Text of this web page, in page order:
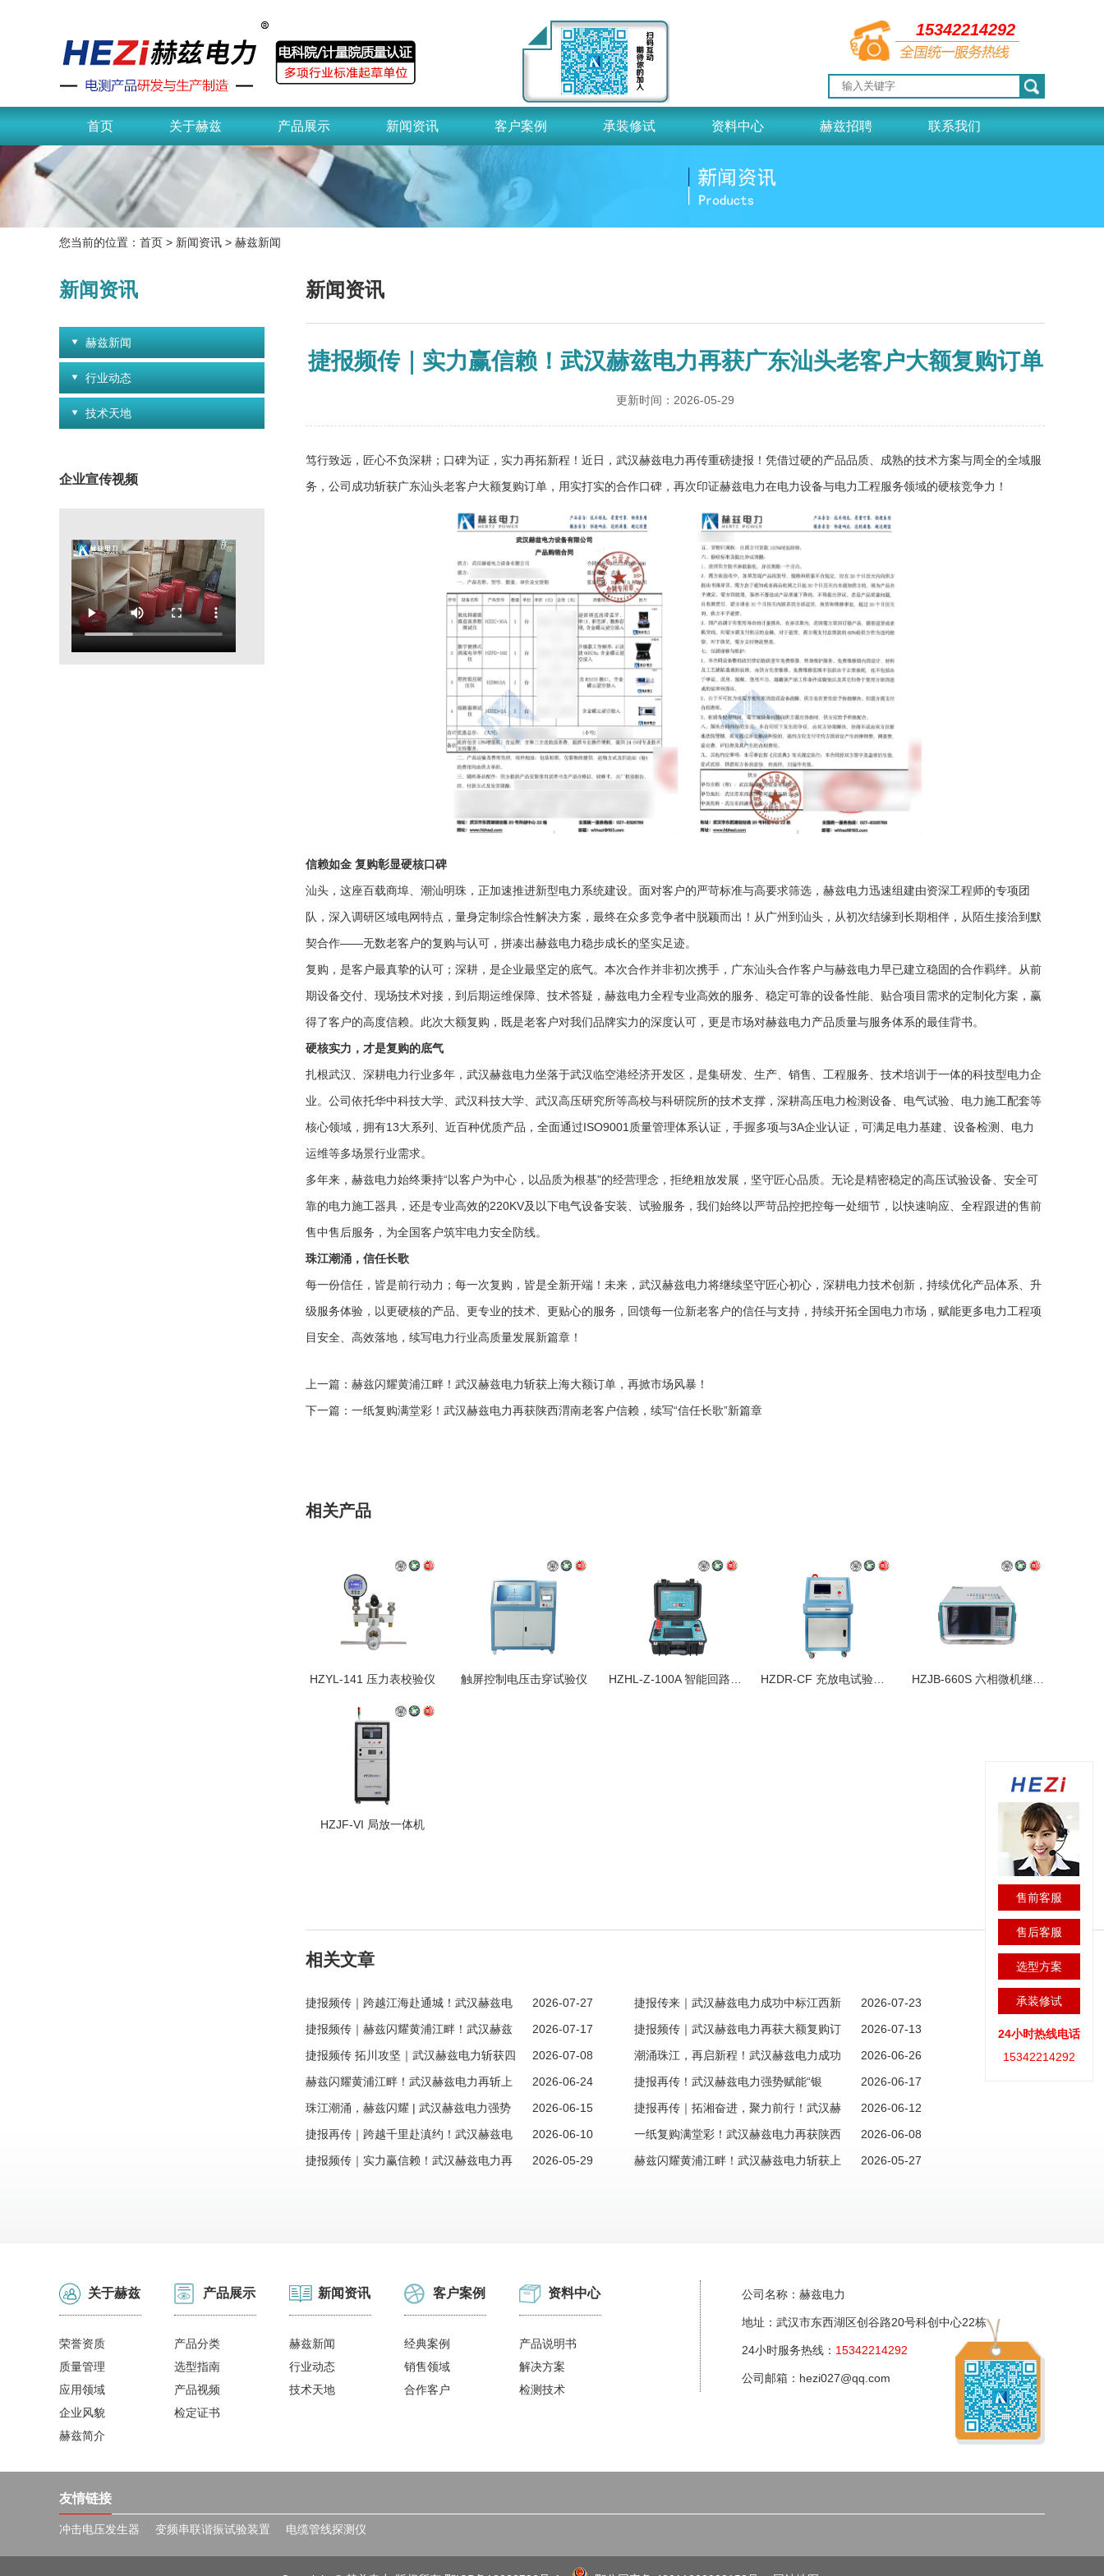
15342214292
首页 关于赫兹 产品展示 新闻资讯 客户案例 承装修试 资料中心 赫兹招聘 联系我们
您当前的位置： 首页 > 新闻资讯 > 赫兹新闻
新闻资讯
赫兹新闻
行业动态
技术天地
企业宣传视频
新闻资讯
捷报频传｜实力赢信赖！武汉赫兹电力再获广东汕头老客户大额复购订单
更新时间：2026-05-29
笃行致远，匠心不负深耕；口碑为证，实力再拓新程！近日，武汉赫兹电力再传重磅捷报！凭借过硬的产品品质、成熟的技术方案与周全的全域服
务，公司成功斩获广东汕头老客户大额复购订单，用实打实的合作口碑，再次印证赫兹电力在电力设备与电力工程服务领域的硬核竞争力！
信赖如金 复购彰显硬核口碑
汕头，这座百载商埠、潮汕明珠，正加速推进新型电力系统建设。面对客户的严苛标准与高要求筛选，赫兹电力迅速组建由资深工程师的专项团
队，深入调研区域电网特点，量身定制综合性解决方案，最终在众多竞争者中脱颖而出！从广州到汕头，从初次结缘到长期相伴，从陌生接洽到默
契合作——无数老客户的复购与认可，拼凑出赫兹电力稳步成长的坚实足迹。
复购，是客户最真挚的认可；深耕，是企业最坚定的底气。本次合作并非初次携手，广东汕头合作客户与赫兹电力早已建立稳固的合作羁绊。从前
期设备交付、现场技术对接，到后期运维保障、技术答疑，赫兹电力全程专业高效的服务、稳定可靠的设备性能、贴合项目需求的定制化方案，赢
得了客户的高度信赖。此次大额复购，既是老客户对我们品牌实力的深度认可，更是市场对赫兹电力产品质量与服务体系的最佳背书。
硬核实力，才是复购的底气
扎根武汉、深耕电力行业多年，武汉赫兹电力坐落于武汉临空港经济开发区，是集研发、生产、销售、工程服务、技术培训于一体的科技型电力企
业。公司依托华中科技大学、武汉科技大学、武汉高压研究所等高校与科研院所的技术支撑，深耕高压电力检测设备、电气试验、电力施工配套等
核心领域，拥有13大系列、近百种优质产品，全面通过ISO9001质量管理体系认证，手握多项与3A企业认证，可满足电力基建、设备检测、电力
运维等多场景行业需求。
多年来，赫兹电力始终秉持“以客户为中心，以品质为根基"的经营理念，拒绝粗放发展，坚守匠心品质。无论是精密稳定的高压试验设备、安全可
靠的电力施工器具，还是专业高效的220KV及以下电气设备安装、试验服务，我们始终以严苛品控把控每一处细节，以快速响应、全程跟进的售前
售中售后服务，为全国客户筑牢电力安全防线。
珠江潮涌，信任长歌
每一份信任，皆是前行动力；每一次复购，皆是全新开端！未来，武汉赫兹电力将继续坚守匠心初心，深耕电力技术创新，持续优化产品体系、升
级服务体验，以更硬核的产品、更专业的技术、更贴心的服务，回馈每一位新老客户的信任与支持，持续开拓全国电力市场，赋能更多电力工程项
目安全、高效落地，续写电力行业高质量发展新篇章！
上一篇： 赫兹闪耀黄浦江畔！武汉赫兹电力斩获上海大额订单，再掀市场风暴！
下一篇： 一纸复购满堂彩！武汉赫兹电力再获陕西渭南老客户信赖，续写“信任长歌”新篇章
相关产品
HZYL-141 压力表校验仪 触屏控制电压击穿试验仪 HZHL-Z-100A 智能回路电阻测试仪 HZDR-CF 充放电试验装置 HZJB-660S 六相微机继电保护测试仪
HZJF-VI 局放一体机
相关文章
2026-07-27
捷报频传｜跨越江海赴通城！武汉赫兹电
力强势斩获江苏南通大额新客户订单
2026-07-23
捷报传来｜武汉赫兹电力成功中标江西新
余高压检测设备项目，开拓赣鄱市场新版图！
2026-07-17
捷报频传｜赫兹闪耀黄浦江畔！武汉赫兹
电力再斩上海大额订单，续写跨区域合作新篇章
2026-07-13
捷报频传｜武汉赫兹电力再获大额复购订
单，深耕四川德阳市场！
2026-07-08
捷报频传 拓川攻坚｜武汉赫兹电力斩获四
川德阳大额新客户订单！
2026-06-26
潮涌珠江，再启新程！武汉赫兹电力成功
签约深圳大额新订单
2026-06-24
赫兹闪耀黄浦江畔！武汉赫兹电力再斩上
海大额订单，续写跨区域合作新篇章
2026-06-17
捷报再传！武汉赫兹电力强势赋能“银
城”益阳，老客户复购大单彰显硬核实力！
2026-06-15
珠江潮涌，赫兹闪耀 | 武汉赫兹电力强势
斩获珠海大额新订单！
2026-06-12
捷报再传｜拓湘奋进，聚力前行！武汉赫
兹电力成功签约湖南株洲大额新订单
2026-06-10
捷报再传｜跨越千里赴滇约！武汉赫兹电
力成功签约昆明新客户大额订单，西南市场再添重磅伙伴
2026-06-08
一纸复购满堂彩！武汉赫兹电力再获陕西
渭南老客户信赖，续写“信任长歌”新篇章
2026-05-29
捷报频传｜实力赢信赖！武汉赫兹电力再
2026-05-27
赫兹闪耀黄浦江畔！武汉赫兹电力斩获上
关于赫兹
荣誉资质
质量管理
应用领域
企业风貌
赫兹简介
产品展示
产品分类
选型指南
产品视频
检定证书
新闻资讯
赫兹新闻
行业动态
技术天地
客户案例
经典案例
销售领域
合作客户
资料中心
产品说明书
解决方案
检测技术
公司名称：赫兹电力
地址：武汉市东西湖区创谷路20号科创中心22栋
24小时服务热线： 15342214292
公司邮箱：hezi027@qq.com
友情链接
冲击电压发生器 变频串联谐振试验装置 电缆管线探测仪
售前客服
售后客服
选型方案
承装修试
24小时热线电话
15342214292